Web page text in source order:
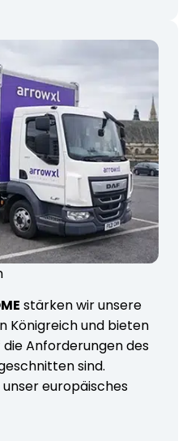
stärken wir unsere
Königreich und bieten
die Anforderungen des
sind.
europäisches